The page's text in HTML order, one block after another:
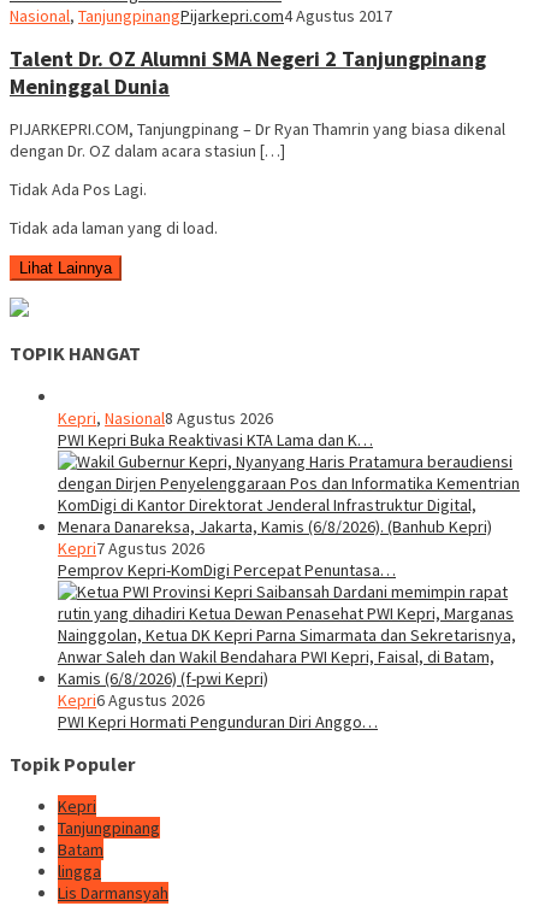
Nasional, TanjungpinangPijarkepri.com4 Agustus 2017
Talent Dr. OZ Alumni SMA Negeri 2 Tanjungpinang
Meninggal Dunia
PIJARKEPRI.COM, Tanjungpinang – Dr Ryan Thamrin yang biasa dikenal
dengan Dr. OZ dalam acara stasiun […]
Tidak Ada Pos Lagi.
Tidak ada laman yang di load.
Lihat Lainnya
TOPIK HANGAT
Kepri, Nasional8 Agustus 2026
PWI Kepri Buka Reaktivasi KTA Lama dan K…
Kepri7 Agustus 2026
Pemprov Kepri-KomDigi Percepat Penuntasa…
Kepri6 Agustus 2026
PWI Kepri Hormati Pengunduran Diri Anggo…
Topik Populer
Kepri
Tanjungpinang
Batam
lingga
Lis Darmansyah